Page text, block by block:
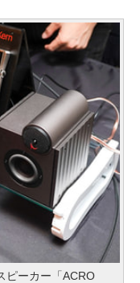
ピーカー「ACRO